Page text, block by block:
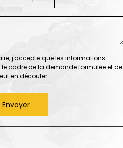
j'accepte que les informations
cadre de la demande formulée et de
en découler.